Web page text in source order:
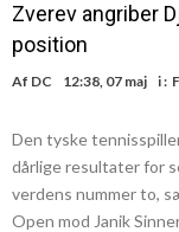
Zverev angriber
position
Af DC 12:38, 07 maj i :
Den tyske
dårlige resultater for
verdens nummer to,
Open mod Janik